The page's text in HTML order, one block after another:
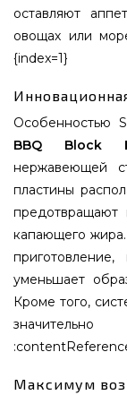
оставляют
овощах или
{index=1}
Особенностью
BBQ Block
нержавеющей
пластины
предотвращают
капающего
уменьшает
Кроме того,
Максимум